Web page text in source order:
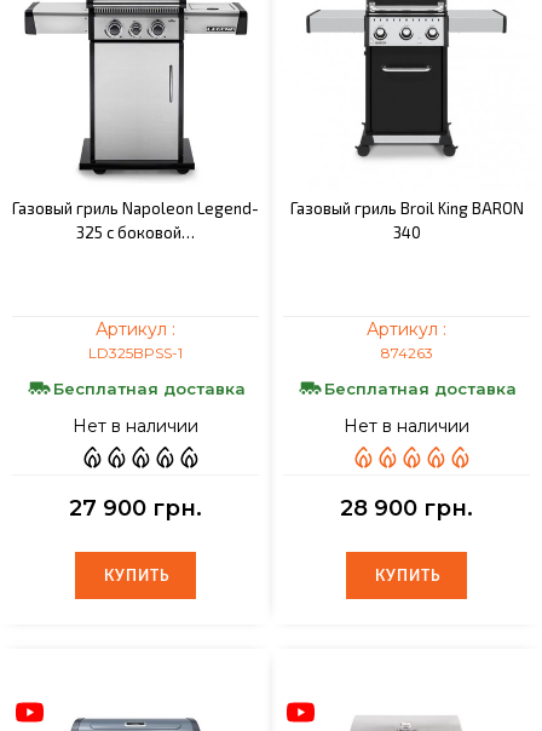
Газовый гриль Napoleon Legend-
325 c боковой…
Артикул :
LD325BPSS-1
Бесплатная доставка
Нет в наличии
27 900 грн.
КУПИТЬ
КУПИТЬ
Газовый гриль Broil King BARON
340
Артикул :
874263
Бесплатная доставка
Нет в наличии
28 900 грн.
КУПИТЬ
КУПИТЬ